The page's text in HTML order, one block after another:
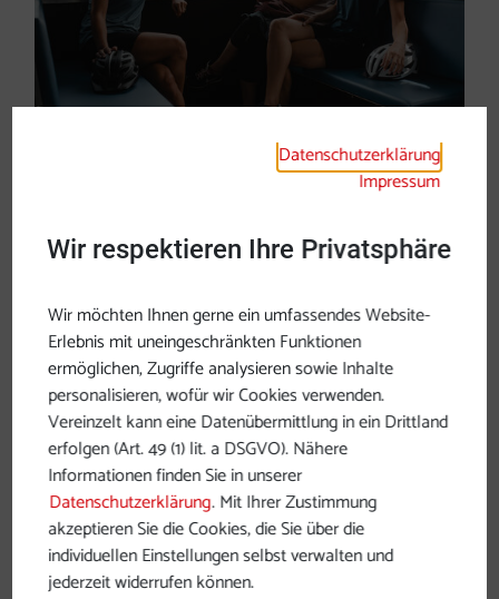
Anreise nach Oberösterreich
Anreise nach Niederösterreich
Datenschutzerklärung
Impressum
Wir respektieren Ihre Privatsphäre
Wir möchten Ihnen gerne ein umfassendes Website-
Erlebnis mit uneingeschränkten Funktionen
ermöglichen, Zugriffe analysieren sowie Inhalte
personalisieren, wofür wir Cookies verwenden.
Vereinzelt kann eine Datenübermittlung in ein Drittland
erfolgen (Art. 49 (1) lit. a DSGVO). Nähere
Informationen finden Sie in unserer
Datenschutzerklärung. Mit Ihrer Zustimmung
akzeptieren Sie die Cookies, die Sie über die
individuellen Einstellungen selbst verwalten und
jederzeit widerrufen können.